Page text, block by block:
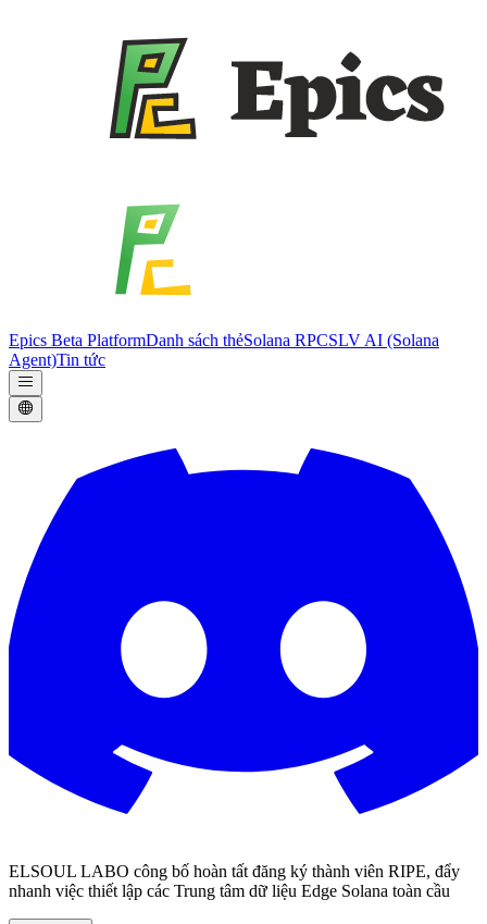
Epics Beta PlatformDanh sách thẻSolana RPCSLV AI (Solana
Agent)Tin tức
ELSOUL LABO công bố hoàn tất đăng ký thành viên RIPE, đẩy
nhanh việc thiết lập các Trung tâm dữ liệu Edge Solana toàn cầu